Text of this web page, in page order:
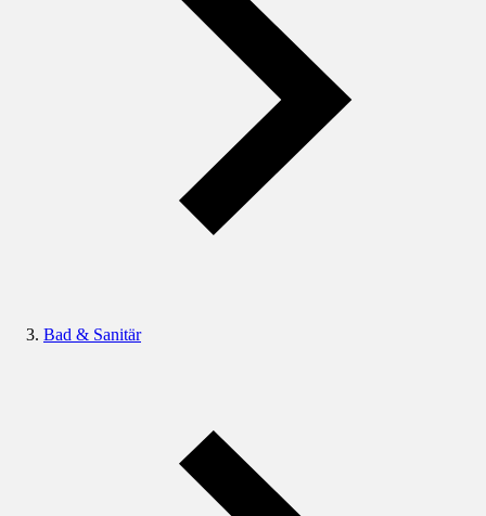
Bad & Sanitär